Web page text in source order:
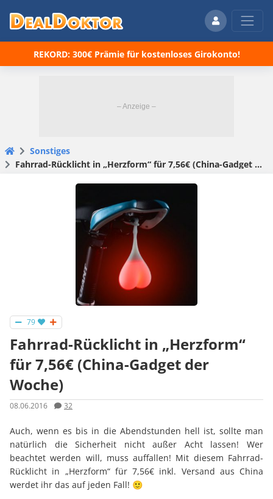
REKORD: 300€ Prämie für kostenloses Girokonto!
Sonstiges
Fahrrad-Rücklicht in „Herzform“ für 7,56€ (China-Gadget der Woche)
79
Fahrrad-Rücklicht in „Herzform“
für 7,56€ (China-Gadget der
Woche)
08.06.2016 32
Auch, wenn es bis in die Abendstunden hell ist, sollte man
natürlich die Sicherheit nicht außer Acht lassen! Wer
beachtet werden will, muss auffallen! Mit diesem Fahrrad-
Rücklicht in „Herzform“ für 7,56€ inkl. Versand aus China
werdet ihr das auf jeden Fall! 🙂